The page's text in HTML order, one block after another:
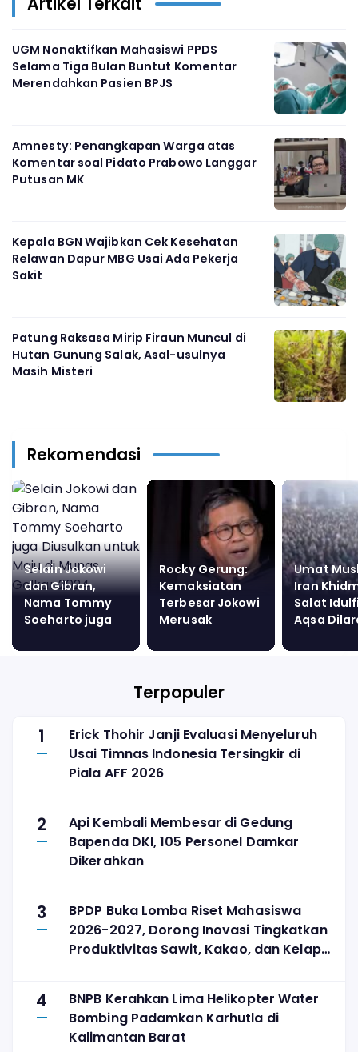
UGM Nonaktifkan Mahasiswi PPDS
Selama Tiga Bulan Buntut Komentar
Merendahkan Pasien BPJS
Amnesty: Penangkapan Warga atas
Komentar soal Pidato Prabowo Langgar
Putusan MK
Kepala BGN Wajibkan Cek Kesehatan
Relawan Dapur MBG Usai Ada Pekerja
Sakit
Patung Raksasa Mirip Firaun Muncul di
Hutan Gunung Salak, Asal-usulnya
Masih Misteri
Rekomendasi
Selain Jokowi
dan Gibran,
Nama Tommy
Soeharto juga
Maju di Munas
Rocky Gerung:
Kemaksiatan
Terbesar Jokowi
Merusak
Umat
Iran
Salat
Aqsa
Kali
Terpopuler
1
Erick Thohir Janji Evaluasi Menyeluruh
Usai Timnas Indonesia Tersingkir di
Piala AFF 2026
2
Api Kembali Membesar di Gedung
Bapenda DKI, 105 Personel Damkar
Dikerahkan
3
BPDP Buka Lomba Riset Mahasiswa
2026-2027, Dorong Inovasi Tingkatkan
Produktivitas Sawit, Kakao, dan Kelapa
4
BNPB Kerahkan Lima Helikopter Water
Bombing Padamkan Karhutla di
Kalimantan Barat